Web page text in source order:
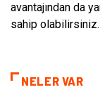
avantajından da
sahip olabilirsiniz.
NELER VAR